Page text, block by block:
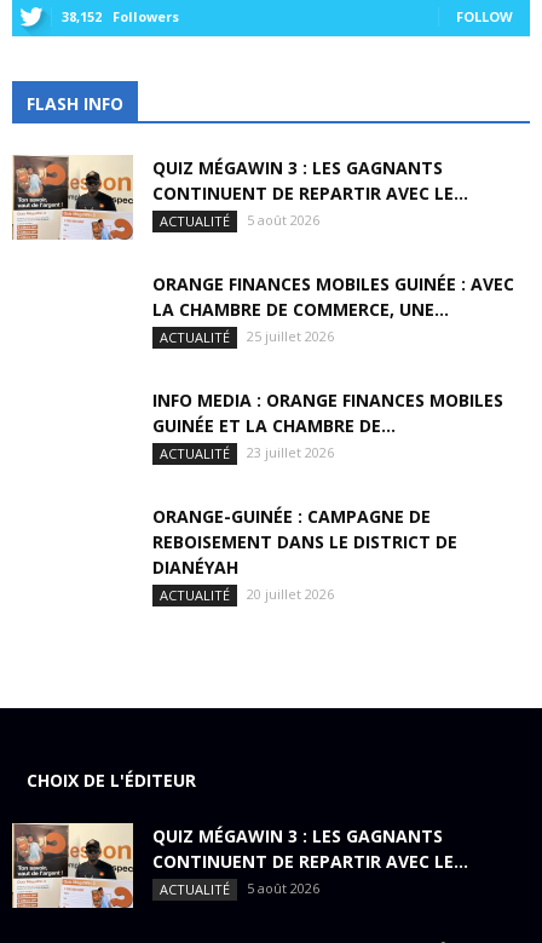
38,152 Followers FOLLOW
FLASH INFO
QUIZ MÉGAWIN 3 : LES GAGNANTS
CONTINUENT DE REPARTIR AVEC LE...
ACTUALITÉ 5 août 2026
ORANGE FINANCES MOBILES GUINÉE : AVEC
LA CHAMBRE DE COMMERCE, UNE...
ACTUALITÉ 25 juillet 2026
INFO MEDIA : ORANGE FINANCES MOBILES
GUINÉE ET LA CHAMBRE DE...
ACTUALITÉ 23 juillet 2026
ORANGE-GUINÉE : CAMPAGNE DE
REBOISEMENT DANS LE DISTRICT DE
DIANÉYAH
ACTUALITÉ 20 juillet 2026
CHOIX DE L'ÉDITEUR
QUIZ MÉGAWIN 3 : LES GAGNANTS
CONTINUENT DE REPARTIR AVEC LE...
ACTUALITÉ 5 août 2026